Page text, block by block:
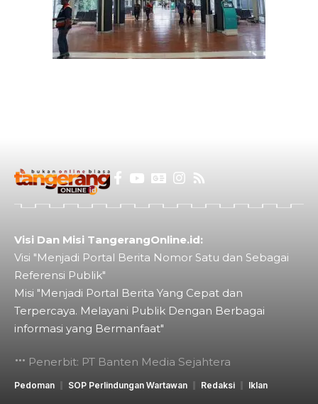
Visi Dan Misi TangerangOnline.id:
Visi "Menjadi Portal Berita Nomor Satu dan Sebagai
Referensi Publik"
Misi "Menjadi Portal Berita Yang Cepat dan
Terpercaya. Melayani Publik Dengan Berbagai
informasi yang Bermanfaat"
Penerbit: PT Banten Media Sejahtera
Pedoman SOP Perlindungan Wartawan Redaksi Iklan